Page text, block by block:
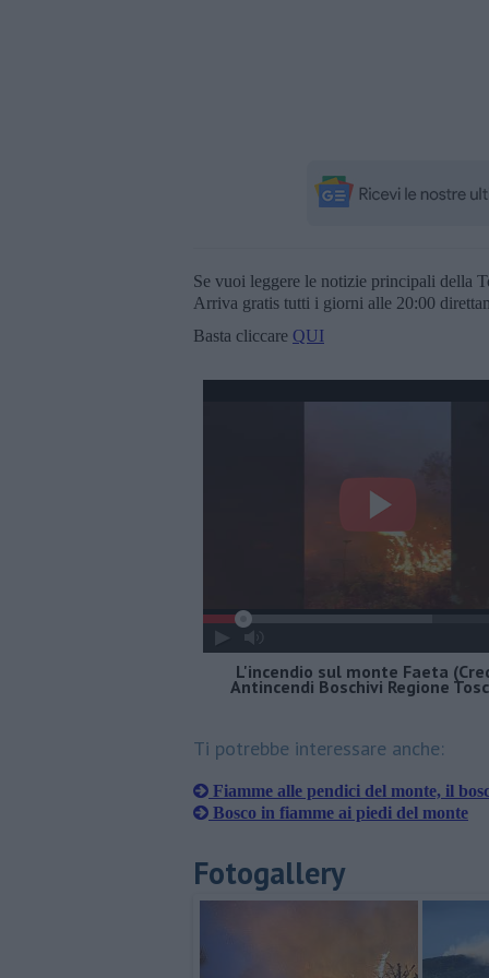
Se vuoi leggere le notizie principali della
Arriva gratis tutti i giorni alle 20:00
Basta cliccare QUI
L'incendio sul monte Faeta
Antincendi Boschivi Regione
Ti potrebbe interessare anche:
Fiamme alle pendici del monte, il
Bosco in fiamme ai piedi del monte
Fotogallery